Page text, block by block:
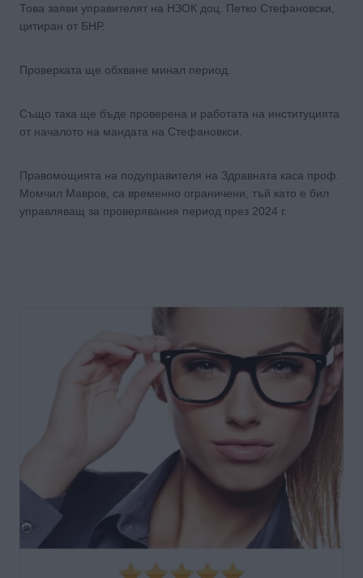
Това заяви управителят на НЗОК доц. Петко Стефановски,
цитиран от БНР.
Проверката ще обхване минал период.
Също така ще бъде проверена и работата на институцията
от началото на мандата на Стефановкси.
Правомощията на подуправителя на Здравната каса проф.
Момчил Мавров, са временно ограничени, тъй като е бил
управляващ за проверявания период през 2024 г.